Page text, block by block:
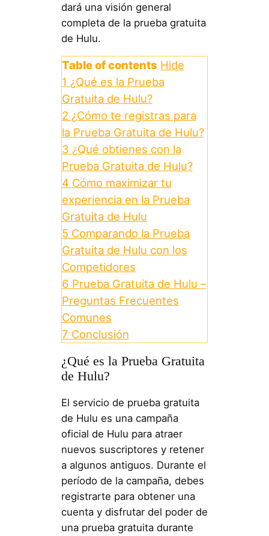
dará una visión general
completa de la prueba gratuita
de Hulu.
Table of contents Hide
1 ¿Qué es la Prueba
Gratuita de Hulu?
2 ¿Cómo te registras para
la Prueba Gratuita de Hulu?
3 ¿Qué obtienes con la
Prueba Gratuita de Hulu?
4 Cómo maximizar tu
experiencia en la Prueba
Gratuita de Hulu
5 Comparando la Prueba
Gratuita de Hulu con los
Competidores
6 Prueba Gratuita de Hulu –
Preguntas Frecuentes
Comunes
7 Conclusión
¿Qué es la Prueba Gratuita
de Hulu?
El servicio de prueba gratuita
de Hulu es una campaña
oficial de Hulu para atraer
nuevos suscriptores y retener
a algunos antiguos. Durante el
período de la campaña, debes
registrarte para obtener una
cuenta y disfrutar del poder de
una prueba gratuita durante